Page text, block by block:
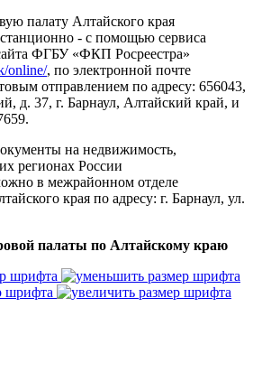
палату Алтайского края
- с помощью сервиса
ФГБУ «ФКП Росреестра»
online/, по электронной почте
отправлением по адресу: 656043,
д. 37, г. Барнаул, Алтайский край, и
на недвижимость,
регионах России
в межрайонном отделе
края по адресу: г. Барнаул, ул.
палаты по Алтайскому краю
шрифта
шрифта